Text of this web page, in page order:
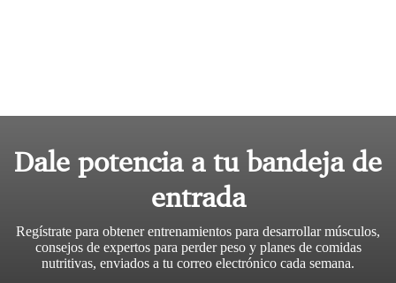
Dale potencia a tu bandeja de
entrada
Regístrate para obtener entrenamientos para desarrollar músculos,
consejos de expertos para perder peso y planes de comidas
nutritivas, enviados a tu correo electrónico cada semana.